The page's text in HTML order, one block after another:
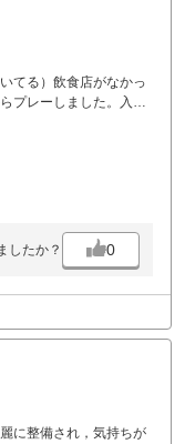
てる）飲食店がなかっ
プレーしました。入場
げ膳据え膳に慣れてい
んが、そういった方は
）。コースもグリーン
になっていたので、定
た前が詰まっているの
てかなり我慢してまし
別途注意喚起が必要
したか？ 0
に整備され，気持ちが